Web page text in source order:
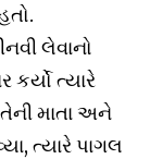
લેવાનો
કર્યો ત્યારે
માતા અને
ત્યારે પાગલ